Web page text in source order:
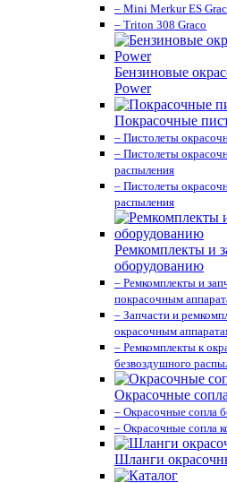
– Mini Merkur ES
– Triton 308 Graco
Бензиновые
Power
Покрасочные
– Пистолеты
– Пистолеты
распыления
– Пистолеты
распыления
Ремкомплекты и
оборудованию
– Ремкомплекты и
покрасочным
– Запчасти и
окрасочным
– Ремкомплекты к
безвоздушного
Окрасочные сопла
– Окрасочные сопла
– Окрасочные сопла
Шланги